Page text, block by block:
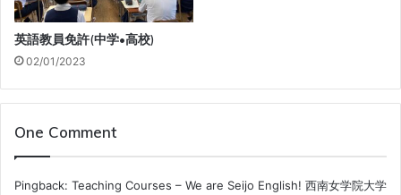
英語教員免許(中学•高校)
02/01/2023
One Comment
Pingback: Teaching Courses – We are Seijo English! 西南女学院大学